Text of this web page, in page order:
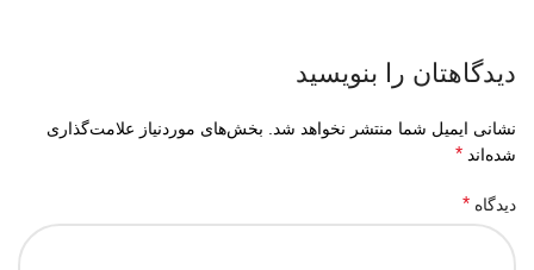
دیدگاهتان را بنویسید
نشانی ایمیل شما منتشر نخواهد شد.
بخش‌های موردنیاز علامت‌گذاری
شده‌اند *
دیدگاه *